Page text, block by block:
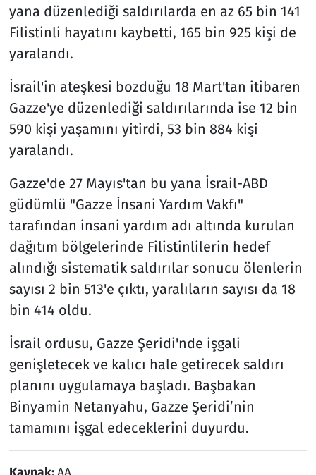
yana düzenlediği saldırılarda en az 65 bin 141
Filistinli hayatını kaybetti, 165 bin 925 kişi de
yaralandı.
İsrail'in ateşkesi bozduğu 18 Mart'tan itibaren
Gazze'ye düzenlediği saldırılarında ise 12 bin
590 kişi yaşamını yitirdi, 53 bin 884 kişi
yaralandı.
Gazze'de 27 Mayıs'tan bu yana İsrail-ABD
güdümlü "Gazze İnsani Yardım Vakfı"
tarafından insani yardım adı altında kurulan
dağıtım bölgelerinde Filistinlilerin hedef
alındığı sistematik saldırılar sonucu ölenlerin
sayısı 2 bin 513'e çıktı, yaralıların sayısı da 18
bin 414 oldu.
İsrail ordusu, Gazze Şeridi'nde işgali
genişletecek ve kalıcı hale getirecek saldırı
planını uygulamaya başladı. Başbakan
Binyamin Netanyahu, Gazze Şeridi’nin
tamamını işgal edeceklerini duyurdu.